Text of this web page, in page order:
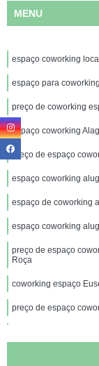
MENU
espaço coworking
espaço para
preço de coworking
espaço coworking
preço de espaço
espaço coworking
espaço de coworking
espaço coworking
preço de espaço
Roça
coworking espaço
preço de espaço
espaço coworking